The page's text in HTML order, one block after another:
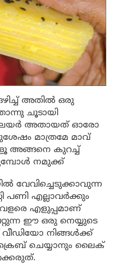
അതിൽ ഒരു
ചൂടായി
ലയർ അതായത് ഓരോ
മാത്രമേ മാവ്
അങ്ങനെ കുറച്ച്
നമുക്ക്
വേവിച്ചെടുക്കാവുന്ന
പണി എല്ലാവർക്കും
എളുപ്പമാണ്
ഈ ഒരു നെയ്യുടെ
വീഡിയോ നിങ്ങൾക്ക്
ചെയ്യാനും ലൈക്